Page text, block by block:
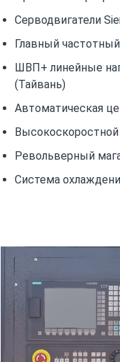
Серводвигатели
Главный
ШВП+ линейные
(Тайвань)
Автоматическая
Револьверный
Система